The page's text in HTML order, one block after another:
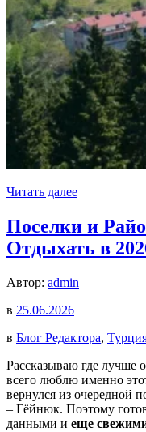
Читать далее
Поселки и
Отдыхать в
Автор: admin
в 25.06.2026
в Блог Редактора,
Рассказываю где лучше
всего люблю именно
вернулся из очередной
– Гёйнюк. Поэтому
данными и еще